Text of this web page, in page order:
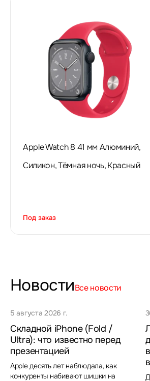
Apple Watch 8 41 мм Алюминий,
Силикон, Тёмная ночь, Красный
Под заказ
НовостиВсе новости
5 августа 2026 г.
Складной iPhone (Fold /
Ultra): что известно перед
презентацией
Apple десять лет наблюдала, как
конкуренты набивают шишки на